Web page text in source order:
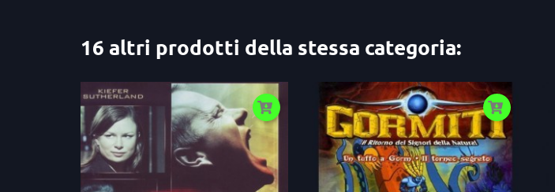
16 altri prodotti della stessa categoria: